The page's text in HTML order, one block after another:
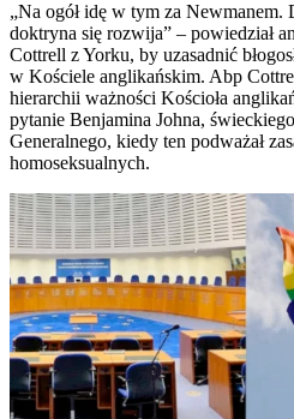
„Na ogół idę w tym za Newmanem.
doktryna się rozwija” – powiedział
Cottrell z Yorku, by uzasadnić
w Kościele anglikańskim. Abp
hierarchii ważności Kościoła
pytanie Benjamina Johna,
Generalnego, kiedy ten podważał
homoseksualnych.